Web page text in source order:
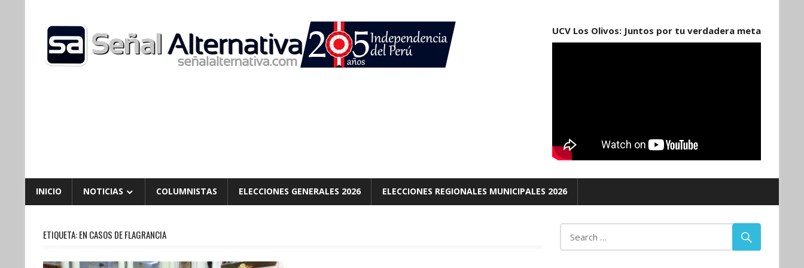
content
UCV Los Olivos: Juntos por tu verdadera meta
INICIO NOTICIAS COLUMNISTAS ELECCIONES GENERALES 2026 ELECCIONES REGIONALES MUNICIPALES 2026
ETIQUETA:EN CASOS DE FLAGRANCIA